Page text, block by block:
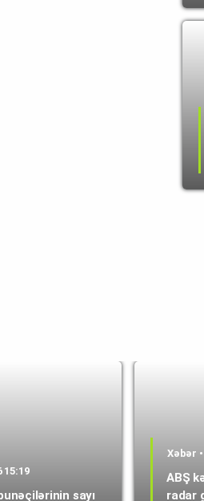
15:19
sayı
Xəbər
ABŞ
radar